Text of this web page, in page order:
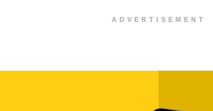
ADVERTISEMENT